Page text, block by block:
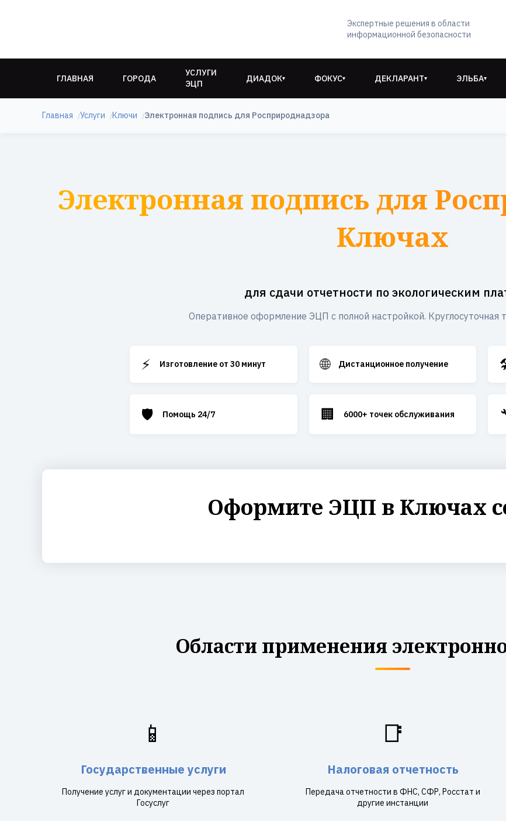
Экспертные решения в области
информационной безопасности
ГЛАВНАЯ ГОРОДА
УСЛУГИ
ЭЦП
ДИАДОК▾ ФОКУС▾ ДЕКЛАРАНТ▾ ЭЛЬБА▾
Главная Услуги Ключи Электронная подпись для Росприроднадзора
Электронная подпись для
Ключах
для сдачи отчетности по экологическим
Оперативное оформление ЭЦП с полной настройкой. Круглосуточная
⚡ Изготовление от 30 минут 🌐 Дистанционное получение
🛡️ Помощь 24/7 🏢 6000+ точек обслуживания
Оформите ЭЦП в Ключах
Области применения
📱
Государственные услуги
Получение услуг и документации через портал
Госуслуг
📑
Налоговая отчетность
Передача отчетности в ФНС, СФР, Росстат и
другие инстанции